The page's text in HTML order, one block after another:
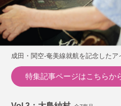
成田・関空-奄美線就航を記念したア
特集記事ページはこちらか